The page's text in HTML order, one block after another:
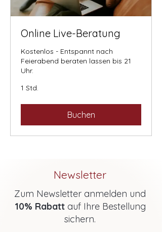
Online Live-Beratung
Kostenlos - Entspannt nach
Feierabend beraten lassen bis 21
Uhr.
1 Std.
Buchen
Newsletter
Zum Newsletter anmelden und
10% Rabattauf Ihre Bestellung
sichern.